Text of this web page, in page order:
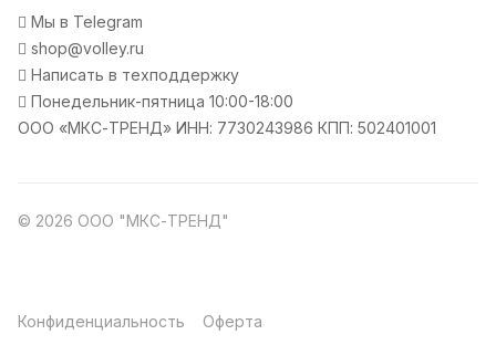
Мы в Telegram
shop@volley.ru
Написать в техподдержку
Понедельник-пятница 10:00-18:00
ООО «МКС-ТРЕНД» ИНН: 7730243986 КПП: 502401001
© 2026 ООО "МКС-ТРЕНД"
Конфиденциальность Оферта